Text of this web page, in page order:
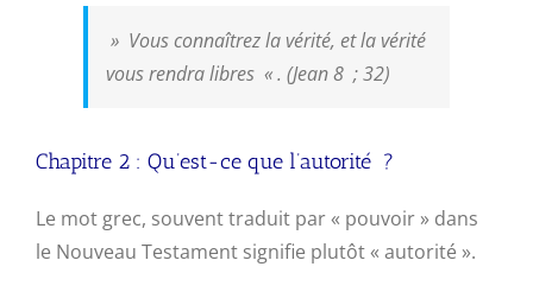
» Vous connaîtrez la vérité, et la vérité
vous rendra libres « . (Jean 8 ; 32)
Chapitre 2 : Qu’est-ce que l’autorité ?
Le mot grec, souvent traduit par « pouvoir » dans
le Nouveau Testament signifie plutôt « autorité ».